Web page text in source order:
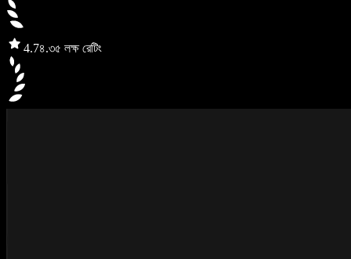
4.7৪.৩৫ লক্ষ রেটিং